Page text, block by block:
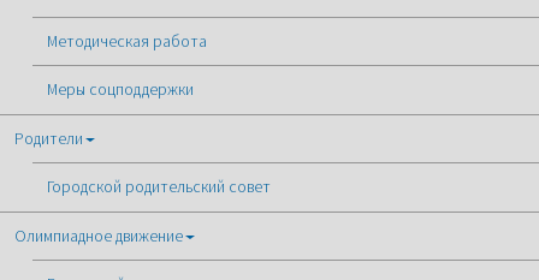
Методическая работа
Меры соцподдержки
Родители
Городской родительский совет
Олимпиадное движение